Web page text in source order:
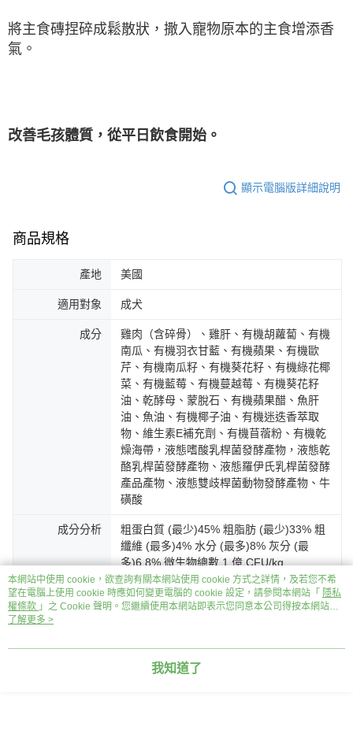
將主食磚捏碎成鬆散狀，撒入寵物原本的主食增添香
氣。
改善毛孩體質，從平日飲食開始。
顯示電腦版詳細說明
商品規格
產地 美國
適用對象 成犬
成分
雞肉（含碎骨）、雞肝、有機胡蘿蔔、有機
南瓜、有機羽衣甘藍、有機蘋果、有機歐
芹、有機南瓜籽、有機葵花籽、有機綠花椰
菜、有機藍莓、有機蔓越莓、有機葵花籽
油、乾酵母、蒙脫石、有機蘋果醋、魚肝
油、魚油、有機椰子油、有機迷迭香萃取
物、維生素E補充劑、有機苜蓿粉、有機乾
燥海帶，液態嗜酸乳桿菌發酵產物，液態乾
酪乳桿菌發酵產物、液態羅伊氏乳桿菌發酵
產品產物、液態雙歧桿菌動物發酵產物、牛
磺酸
成分分析
粗蛋白質 (最少)45% 粗脂肪 (最少)33% 粗
纖維 (最多)4% 水分 (最多)8% 灰分 (最
多)6.8% 微生物總數 1 億 CFU/kg
熱量 44kcal/塊 4725kcal/kg
本網站中使用 cookie，欲查詢有關本網站使用 cookie 方式之詳情，及若您不希
望在電腦上使用 cookie 時應如何變更電腦的 cookie 設定，請參閱本網站「 隱私
權條款 」之 Cookie 聲明。您繼續使用本網站即表示您同意本公司得按本網站使
用條款之 Cookie 聲明使用 cookie。
了解更多 >
我知道了